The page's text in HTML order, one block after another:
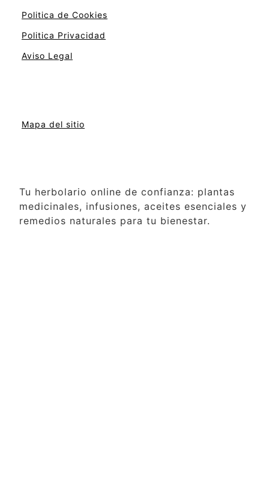
Politica de Cookies
Politica Privacidad
Aviso Legal
Mapa del sitio
Tu herbolario online de confianza: plantas
medicinales, infusiones, aceites esenciales y
remedios naturales para tu bienestar.